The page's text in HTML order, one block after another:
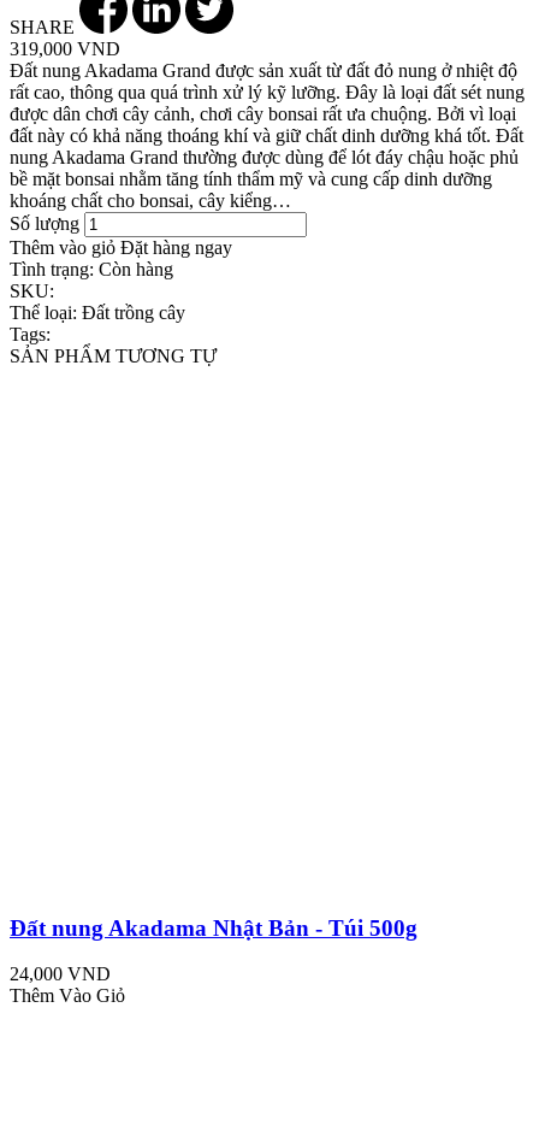
SHARE
319,000 VND
Đất nung Akadama Grand được sản xuất từ đất đỏ nung ở nhiệt độ
rất cao, thông qua quá trình xử lý kỹ lưỡng. Đây là loại đất sét nung
được dân chơi cây cảnh, chơi cây bonsai rất ưa chuộng. Bởi vì loại
đất này có khả năng thoáng khí và giữ chất dinh dưỡng khá tốt. Đất
nung Akadama Grand thường được dùng để lót đáy chậu hoặc phủ
bề mặt bonsai nhằm tăng tính thẩm mỹ và cung cấp dinh dưỡng
khoáng chất cho bonsai, cây kiểng…
Số lượng
Thêm vào giỏ Đặt hàng ngay
Tình trạng: Còn hàng
SKU:
Thể loại: Đất trồng cây
Tags:
SẢN PHẨM TƯƠNG TỰ
Đất nung Akadama Nhật Bản - Túi 500g
24,000 VND
Thêm Vào Giỏ